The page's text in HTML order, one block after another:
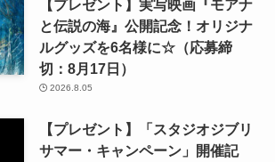
【プレゼント】実写映画『モアナ
と伝説の海』公開記念！オリジナ
ルグッズを6名様に☆（応募締
切：8月17日）
2026.8.05
【プレゼント】「スタジオジブリ
サマー・キャンペーン」開催記